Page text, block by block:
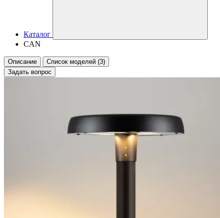
Каталог
CAN
Описание
Список моделей (3)
Задать вопрос